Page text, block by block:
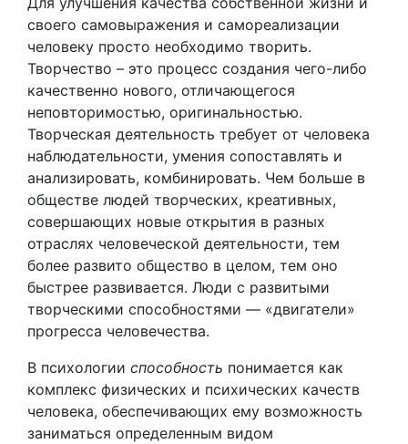
своего самовыражения и самореализации
человеку просто необходимо творить.
Творчество – это процесс создания чего-либо
качественно нового, отличающегося
неповторимостью, оригинальностью.
Творческая деятельность требует от человека
наблюдательности, умения сопоставлять и
анализировать, комбинировать. Чем больше в
обществе людей творческих, креативных,
совершающих новые открытия в разных
отраслях человеческой деятельности, тем
более развито общество в целом, тем оно
быстрее развивается. Люди с развитыми
творческими способностями — «двигатели»
прогресса человечества.
В психологии способность понимается как
комплекс физических и психических качеств
человека, обеспечивающих ему возможность
заниматься определенным видом